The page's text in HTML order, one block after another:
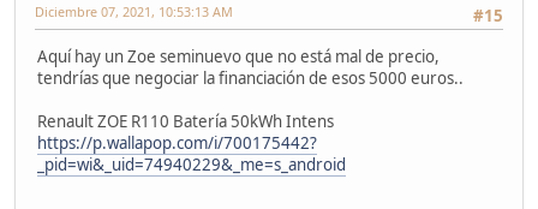
#15
Diciembre 07, 2021, 10:53:13 AM
Aquí hay un Zoe seminuevo que no está mal de precio,
tendrías que negociar la financiación de esos 5000 euros..
Renault ZOE R110 Batería 50kWh Intens
https://p.wallapop.com/i/700175442?
_pid=wi&_uid=74940229&_me=s_android